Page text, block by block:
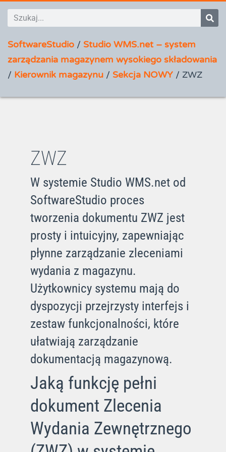
SoftwareStudio / Studio WMS.net – system
zarządzania magazynem wysokiego składowania
/ Kierownik magazynu / Sekcja NOWY / ZWZ
ZWZ
W systemie Studio WMS.net od
SoftwareStudio proces
tworzenia dokumentu ZWZ jest
prosty i intuicyjny, zapewniając
płynne zarządzanie zleceniami
wydania z magazynu.
Użytkownicy systemu mają do
dyspozycji przejrzysty interfejs i
zestaw funkcjonalności, które
ułatwiają zarządzanie
dokumentacją magazynową.
Jaką funkcję pełni
dokument Zlecenia
Wydania Zewnętrznego